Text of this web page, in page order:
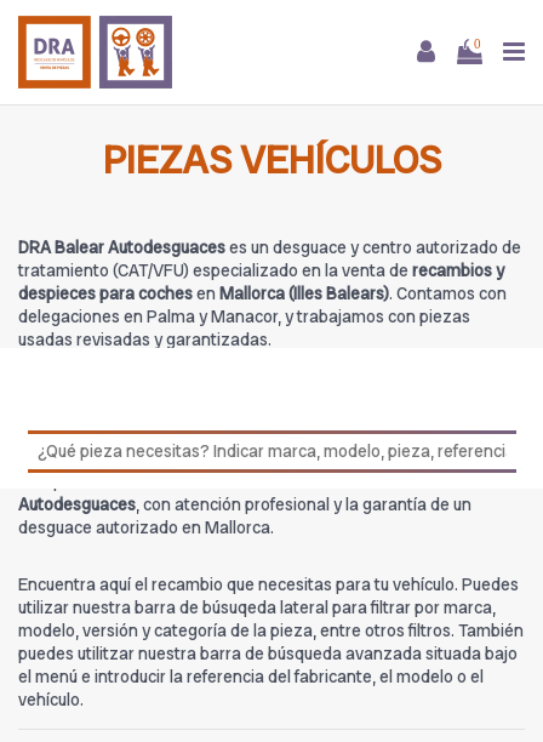
0
PIEZAS VEHÍCULOS
DRA Balear Autodesguaceses un desguace y centro autorizado de
tratamiento (CAT/VFU) especializado en la venta de recambios y
despieces para cochesen Mallorca (Illes Balears). Contamos con
delegaciones en Palma y Manacor, y trabajamos con piezas
usadas revisadas y garantizadas.
compatibilidades antes de la compra.
Autodesguaces, con atención profesional y la garantía de un
desguace autorizado en Mallorca.
Encuentra aquí el recambio que necesitas para tu vehículo. Puedes
utilizar nuestra barra de búsuqeda lateral para filtrar por marca,
modelo, versión y categoría de la pieza, entre otros filtros. También
puedes utilitzar nuestra barra de búsqueda avanzada situada bajo
el menú e introducir la referencia del fabricante, el modelo o el
vehículo.